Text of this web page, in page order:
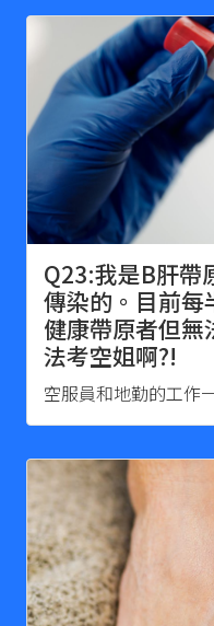
Q23:我是B肝帶
傳染的。目前每
健康帶原者但無
法考空姐啊?!
空服員和地勤的工作